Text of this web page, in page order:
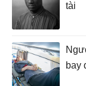
tài
bay